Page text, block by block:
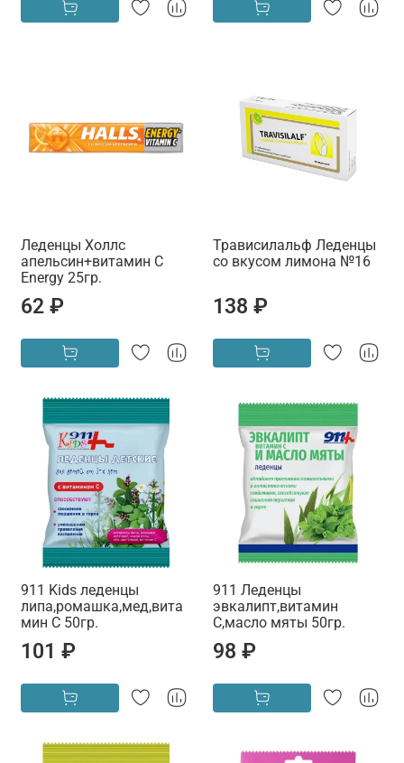
Леденцы Холлс
апельсин+витамин С
Energy 25гр.
62 ₽
Трависилальф Леденцы
со вкусом лимона №16
138 ₽
911 Kids леденцы
липа,ромашка,мед,вита
мин С 50гр.
101 ₽
911 Леденцы
эвкалипт,витамин
С,масло мяты 50гр.
98 ₽